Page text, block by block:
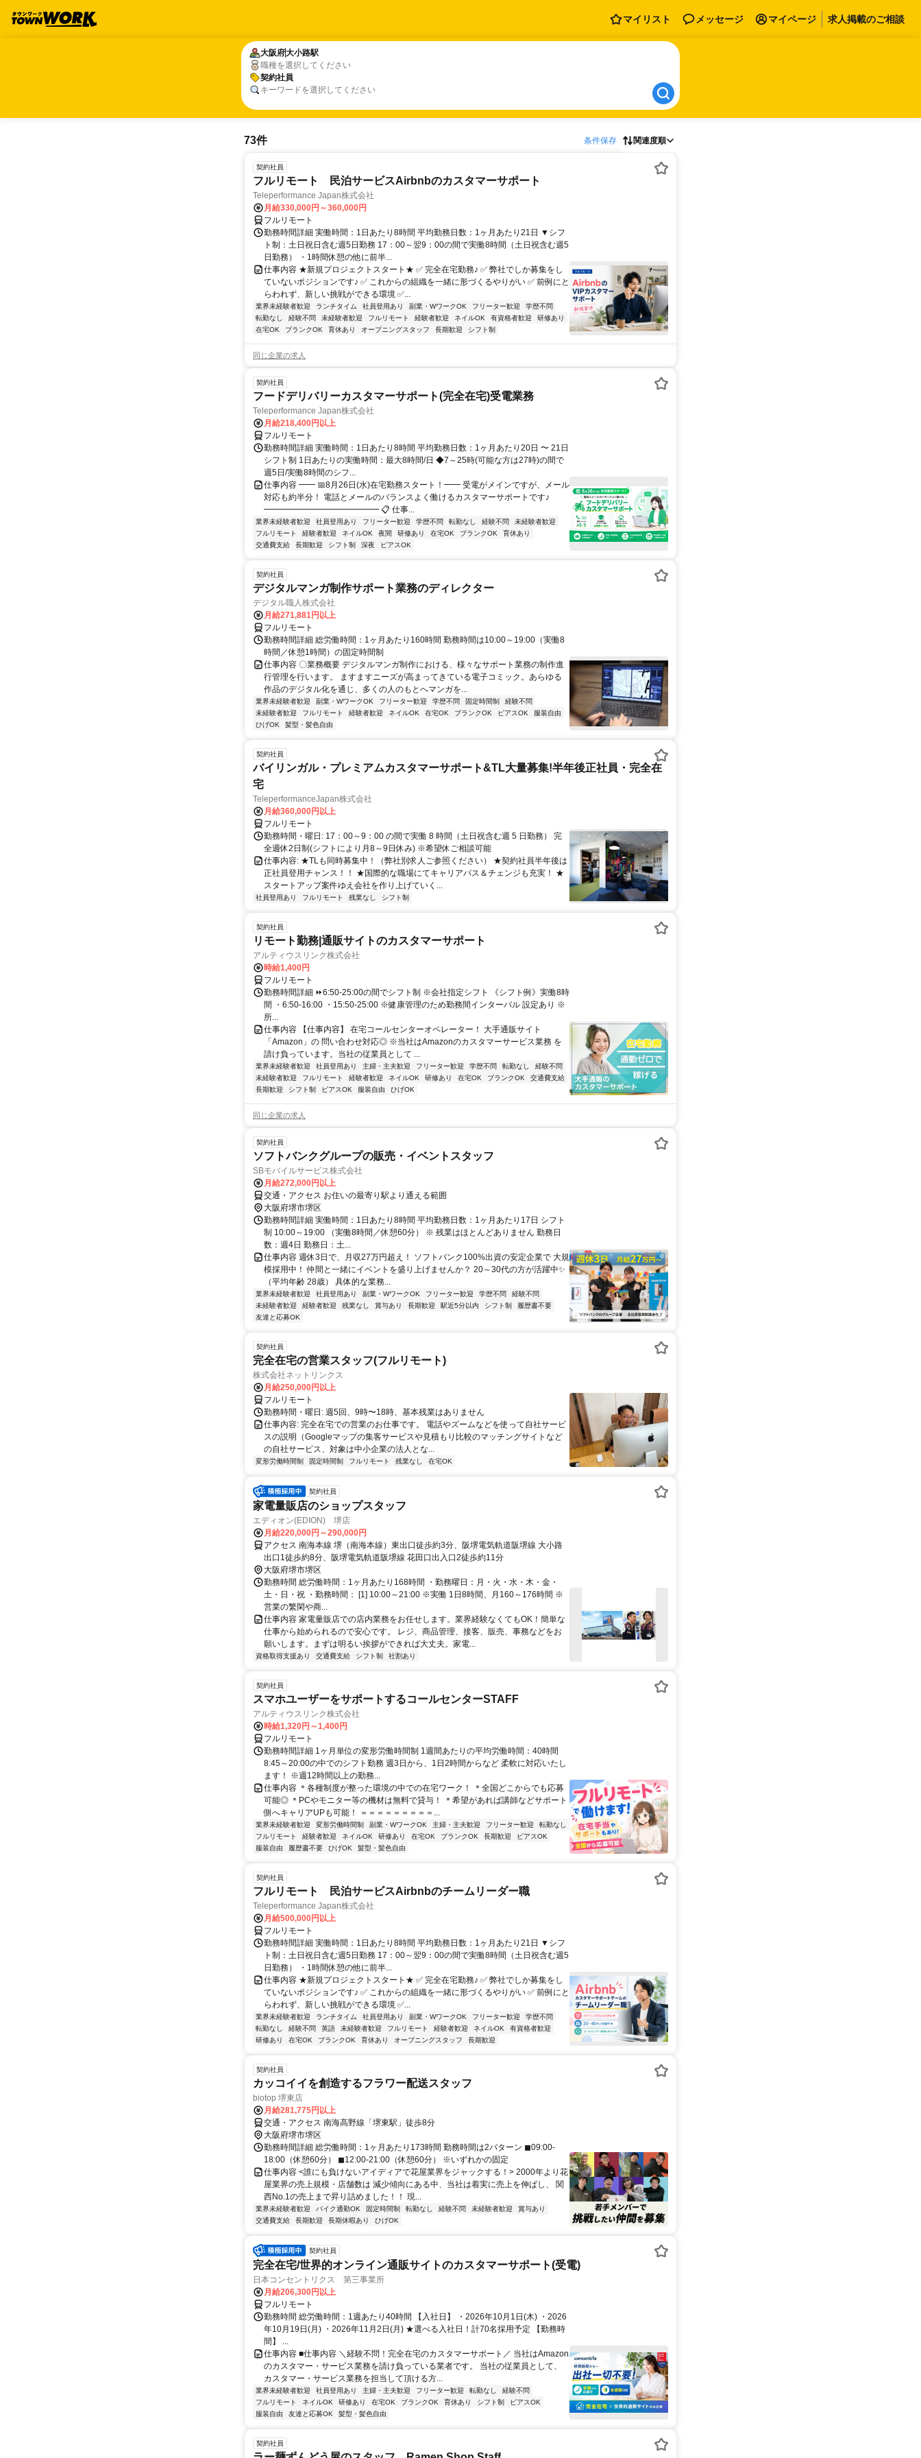
マイリスト メッセージ マイページ 求人掲載のご相談
大阪府大小路駅
職種を選択してください
契約社員
キーワードを選択してください
大阪府大小路駅
契約社員
73件 条件保存 関連度順
契約社員
フルリモート 民泊サービスAirbnbのカスタマーサポート
Teleperformance Japan株式会社
月給330,000円～360,000円
フルリモート
勤務時間詳細 実働時間：1日あたり8時間 平均勤務日数：1ヶ月あたり21日 ▼シフ
ト制：土日祝日含む週5日勤務 17：00～翌9：00の間で実働8時間（土日祝含む週5
日勤務） ・1時間休憩の他に前半...
仕事内容 ★新規プロジェクトスタート★ ✅ 完全在宅勤務♪ ✅ 弊社でしか募集をし
ていないポジションです♪ ✅ これからの組織を一緒に形づくるやりがい ✅ 前例にと
らわれず、新しい挑戦ができる環境 ✅...
業界未経験者歓迎 ランチタイム 社員登用あり 副業・WワークOK フリーター歓迎
学歴不問
転勤なし
経験不問 未経験者歓迎 フルリモート 経験者歓迎 ネイルOK 有資格者歓迎
研修あり
在宅OK
ブランクOK 育休あり オープニングスタッフ 長期歓迎 シフト制
同じ企業の求人
契約社員
フードデリバリーカスタマーサポート(完全在宅)受電業務
Teleperformance Japan株式会社
月給218,400円以上
フルリモート
勤務時間詳細 実働時間：1日あたり8時間 平均勤務日数：1ヶ月あたり20日 〜 21日
シフト制 1日あたりの実働時間：最大8時間/日 ◆7～25時(可能な方は27時)の間で
週5日/実働8時間のシフ...
仕事内容 ━━ 📅8月26日(水)在宅勤務スタート！━━ 受電がメインですが、メール
対応も約半分！ 電話とメールのバランスよく働けるカスタマーサポートです♪
━━━━━━━━━━━━━━ 📋 仕事...
業界未経験者歓迎 社員登用あり フリーター歓迎 学歴不問 転勤なし 経験不問
未経験者歓迎
フルリモート
経験者歓迎 ネイルOK 夜間 研修あり 在宅OK ブランクOK
育休あり
交通費支給
長期歓迎 シフト制 深夜 ピアスOK
契約社員
デジタルマンガ制作サポート業務のディレクター
デジタル職人株式会社
月給271,881円以上
フルリモート
勤務時間詳細 総労働時間：1ヶ月あたり160時間 勤務時間は10:00～19:00（実働8
時間／休憩1時間）の固定時間制
仕事内容 〇業務概要 デジタルマンガ制作における、様々なサポート業務の制作進
行管理を行います。 ますますニーズが高まってきている電子コミック。あらゆる
作品のデジタル化を通じ、多くの人のもとへマンガを...
業界未経験者歓迎 副業・WワークOK フリーター歓迎 学歴不問 固定時間制
経験不問
未経験者歓迎
フルリモート 経験者歓迎 ネイルOK 在宅OK ブランクOK ピアスOK
服装自由
ひげOK
髪型・髪色自由
契約社員
バイリンガル・プレミアムカスタマーサポート&TL大量募集!半年後正社員・完全在
宅
TeleperformanceJapan株式会社
月給360,000円以上
フルリモート
勤務時間・曜日: 17：00～9：00 の間で実働 8 時間（土日祝含む週 5 日勤務） 完
全週休2日制(シフトにより月8～9日休み) ※希望休ご相談可能
仕事内容: ★TLも同時募集中！（弊社別求人ご参照ください） ★契約社員半年後は
正社員登用チャンス！！ ★国際的な職場にてキャリアパス＆チェンジも充実！ ★
スタートアップ案件ゆえ会社を作り上げていく...
社員登用あり フルリモート 残業なし シフト制
契約社員
リモート勤務|通販サイトのカスタマーサポート
アルティウスリンク株式会社
時給1,400円
フルリモート
勤務時間詳細 ⏩6:50-25:00の間でシフト制 ※会社指定シフト 《シフト例》実働8時
間 ・6:50-16:00 ・15:50-25:00 ※健康管理のため勤務間インターバル 設定あり ※
所...
仕事内容 【仕事内容】 在宅コールセンターオペレーター！ 大手通販サイト
「Amazon」の 問い合わせ対応◎ ※当社はAmazonのカスタマーサービス業務 を
請け負っています。当社の従業員として ...
業界未経験者歓迎 社員登用あり 主婦・主夫歓迎 フリーター歓迎 学歴不問 転勤なし
経験不問
未経験者歓迎
フルリモート 経験者歓迎 ネイルOK 研修あり 在宅OK ブランクOK
交通費支給
長期歓迎
シフト制 ピアスOK 服装自由 ひげOK
同じ企業の求人
契約社員
ソフトバンクグループの販売・イベントスタッフ
SBモバイルサービス株式会社
月給272,000円以上
交通・アクセス お住いの最寄り駅より通える範囲
大阪府堺市堺区
勤務時間詳細 実働時間：1日あたり8時間 平均勤務日数：1ヶ月あたり17日 シフト
制 10:00～19:00 （実働8時間／休憩60分） ※ 残業はほとんどありません 勤務日
数：週4日 勤務日：土...
仕事内容 週休3日で、月収27万円超え！ ソフトバンク100%出資の安定企業で 大規
模採用中！ 仲間と一緒にイベントを盛り上げませんか？ 20～30代の方が活躍中✨
（平均年齢 28歳） 具体的な業務...
業界未経験者歓迎 社員登用あり 副業・WワークOK フリーター歓迎 学歴不問
経験不問
未経験者歓迎
経験者歓迎 残業なし 賞与あり 長期歓迎 駅近5分以内 シフト制
履歴書不要
友達と応募OK
契約社員
完全在宅の営業スタッフ(フルリモート)
株式会社ネットリンクス
月給250,000円以上
フルリモート
勤務時間・曜日: 週5回、9時〜18時、基本残業はありません
仕事内容: 完全在宅での営業のお仕事です。 電話やズームなどを使って自社サービ
スの説明（Googleマップの集客サービスや見積もり比較のマッチングサイトなど
の自社サービス、対象は中小企業の法人とな...
変形労働時間制 固定時間制 フルリモート 残業なし 在宅OK
契約社員
家電量販店のショップスタッフ
エディオン(EDION) 堺店
月給220,000円～290,000円
アクセス 南海本線 堺（南海本線）東出口徒歩約3分、阪堺電気軌道阪堺線 大小路
出口1徒歩約8分、阪堺電気軌道阪堺線 花田口出入口2徒歩約11分
大阪府堺市堺区
勤務時間 総労働時間：1ヶ月あたり168時間 ・勤務曜日：月・火・水・木・金・
土・日・祝 ・勤務時間： [1] 10:00～21:00 ※実働 1日8時間、月160～176時間 ※
営業の繁閑や商...
仕事内容 家電量販店での店内業務をお任せします。業界経験なくてもOK！簡単な
仕事から始められるので安心です。 レジ、商品管理、接客、販売、事務などをお
願いします。まずは明るい挨拶ができれば大丈夫。家電...
資格取得支援あり 交通費支給 シフト制 社割あり
契約社員
スマホユーザーをサポートするコールセンターSTAFF
アルティウスリンク株式会社
時給1,320円～1,400円
フルリモート
勤務時間詳細 1ヶ月単位の変形労働時間制 1週間あたりの平均労働時間：40時間
8:45～20:00の中でのシフト勤務 週3日から、1日2時間からなど 柔軟に対応いたし
ます！ ※週12時間以上の勤務...
仕事内容 ＊各種制度が整った環境の中での在宅ワーク！ ＊全国どこからでも応募
可能◎ ＊PCやモニター等の機材は無料で貸与！ ＊希望があれば講師などサポート
側へキャリアUPも可能！ ＝＝＝＝＝＝＝＝＝...
業界未経験者歓迎 変形労働時間制 副業・WワークOK 主婦・主夫歓迎 フリーター歓迎
転勤なし
フルリモート
経験者歓迎 ネイルOK 研修あり 在宅OK ブランクOK 長期歓迎
ピアスOK
服装自由
履歴書不要 ひげOK 髪型・髪色自由
契約社員
フルリモート 民泊サービスAirbnbのチームリーダー職
Teleperformance Japan株式会社
月給500,000円以上
フルリモート
勤務時間詳細 実働時間：1日あたり8時間 平均勤務日数：1ヶ月あたり21日 ▼シフ
ト制：土日祝日含む週5日勤務 17：00～翌9：00の間で実働8時間（土日祝含む週5
日勤務） ・1時間休憩の他に前半...
仕事内容 ★新規プロジェクトスタート★ ✅ 完全在宅勤務♪ ✅ 弊社でしか募集をし
ていないポジションです♪ ✅ これからの組織を一緒に形づくるやりがい ✅ 前例にと
らわれず、新しい挑戦ができる環境 ✅...
業界未経験者歓迎 ランチタイム 社員登用あり 副業・WワークOK フリーター歓迎
学歴不問
転勤なし
経験不問 英語 未経験者歓迎 フルリモート 経験者歓迎 ネイルOK
有資格者歓迎
研修あり
在宅OK ブランクOK 育休あり オープニングスタッフ 長期歓迎
契約社員
カッコイイを創造するフラワー配送スタッフ
biotop 堺東店
月給281,775円以上
交通・アクセス 南海高野線「堺東駅」徒歩8分
大阪府堺市堺区
勤務時間詳細 総労働時間：1ヶ月あたり173時間 勤務時間は2パターン ◼09:00-
18:00（休憩60分） ◼12:00-21:00（休憩60分） ※いずれかの固定
仕事内容 <誰にも負けないアイディアで花屋業界をジャックする！> 2000年より花
屋業界の売上規模・店舗数は 減少傾向にある中、当社は着実に売上を伸ばし、 関
西No.1の売上まで昇り詰めました！！ 現...
業界未経験者歓迎 バイク通勤OK 固定時間制 転勤なし 経験不問 未経験者歓迎
賞与あり
交通費支給
長期歓迎 長期休暇あり ひげOK
契約社員
完全在宅/世界的オンライン通販サイトのカスタマーサポート(受電)
日本コンセントリクス 第三事業所
月給206,300円以上
フルリモート
勤務時間 総労働時間：1週あたり40時間 【入社日】 ・2026年10月1日(木) ・2026
年10月19日(月) ・2026年11月2日(月) ★選べる入社日！計70名採用予定 【勤務時
間】 ...
仕事内容 ■仕事内容 ＼経験不問！完全在宅のカスタマーサポート／ 当社はAmazon
のカスタマー・サービス業務を請け負っている業者です。 当社の従業員として、
カスタマー・サービス業務を担当して頂ける方...
業界未経験者歓迎 社員登用あり 主婦・主夫歓迎 フリーター歓迎 転勤なし
経験不問
フルリモート
ネイルOK 研修あり 在宅OK ブランクOK 育休あり シフト制
ピアスOK
服装自由
友達と応募OK 髪型・髪色自由
契約社員